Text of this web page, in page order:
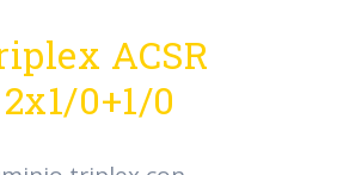
ACSR
0+1/0